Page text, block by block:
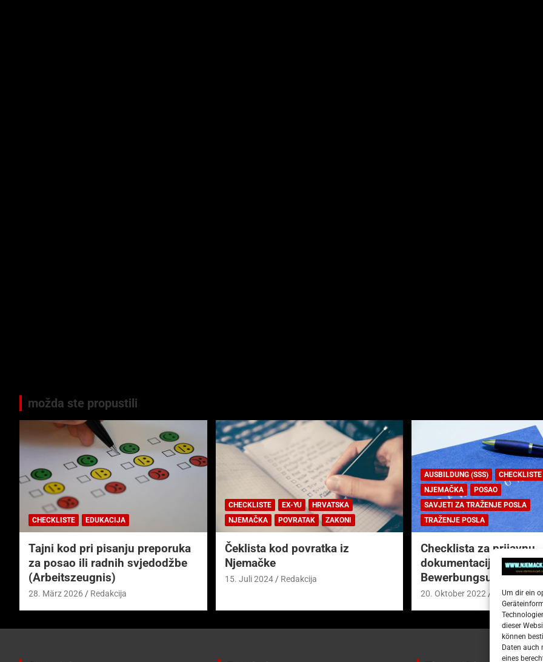
Um dir ein
dieser
können
Daten auch
eines
možda ste propustili
CHECKLISTE EDUKACIJA
Tajni kod pri pisanju preporuka
za posao ili radnih svjedodžbe
(Arbeitszeugnis)
28. März 2026 Redakcija
CHECKLISTE EX-YU
HRVATSKA
NJEMAČKA
POVRATAK ZAKONI
Čeklista kod povratka iz
Njemačke
15. Juli 2024 Redakcija
AUSBILDUNG (SSS)
CHECKLISTE
NJEMAČKA
POSAO
SAVJETI ZA TRAŽENJE POSLA
TRAŽENJE POSLA
Checklista za prijavnu
dokumentaciju (njem.
20. Oktober 2022 Redakcija